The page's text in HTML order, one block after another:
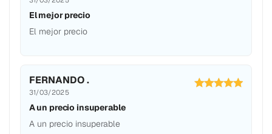
El mejor precio
El mejor precio
FERNANDO .
31/03/2025
A un precio insuperable
A un precio insuperable